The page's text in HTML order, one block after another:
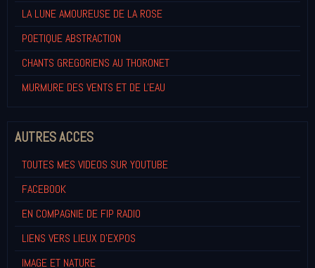
LA LUNE AMOUREUSE DE LA ROSE
POETIQUE ABSTRACTION
CHANTS GREGORIENS AU THORONET
MURMURE DES VENTS ET DE L'EAU
AUTRES ACCES
TOUTES MES VIDEOS SUR YOUTUBE
FACEBOOK
EN COMPAGNIE DE FIP RADIO
LIENS VERS LIEUX D'EXPOS
IMAGE ET NATURE